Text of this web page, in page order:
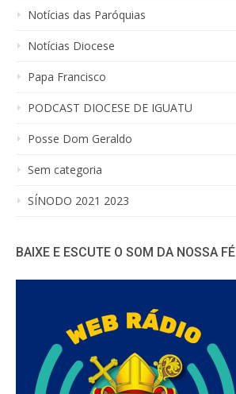
Notícias das Paróquias
Notícias Diocese
Papa Francisco
PODCAST DIOCESE DE IGUATU
Posse Dom Geraldo
Sem categoria
SÍNODO 2021 2023
BAIXE E ESCUTE O SOM DA NOSSA FÉ